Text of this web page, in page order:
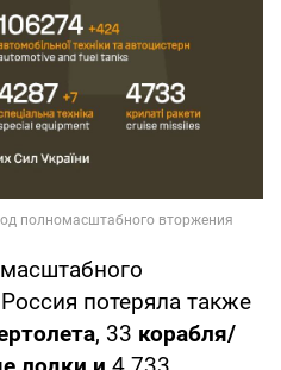
потеряла также
, 33 корабля/